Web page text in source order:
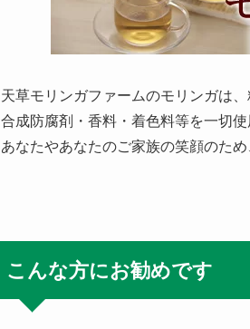
天草モリンガファームのモリンガは
合成防腐剤・香料・着色料等を一切
あなたやあなたのご家族の笑顔のた
こんな方にお勧めです